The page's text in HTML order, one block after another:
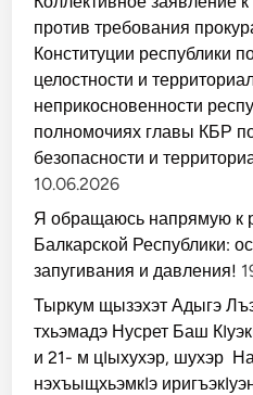
против требования
Конституции республики
целостности и
неприкосновенности
полномочиях главы КБР
безопасности и
10.06.2026
Я обращаюсь напрямую к
Балкарской Республики:
запугивания и давления!
Тыркум щызэхэт Адыгэ
тхьэмадэ Нусрет Баш
и 21- м цIыхухэр, шухэр
нэхъыщхьэмкIэ